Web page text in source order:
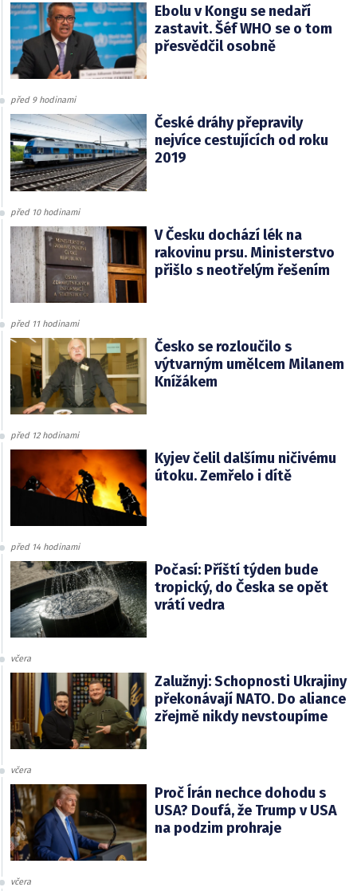
Ebolu v Kongu se nedaří
zastavit. Šéf WHO se o tom
přesvědčil osobně
před 9 hodinami
České dráhy přepravily
nejvíce cestujících od roku
2019
před 10 hodinami
V Česku dochází lék na
rakovinu prsu. Ministerstvo
přišlo s neotřelým řešením
před 11 hodinami
Česko se rozloučilo s
výtvarným umělcem Milanem
Knížákem
před 12 hodinami
Kyjev čelil dalšímu ničivému
útoku. Zemřelo i dítě
před 14 hodinami
Počasí: Příští týden bude
tropický, do Česka se opět
vrátí vedra
včera
Zalužnyj: Schopnosti Ukrajiny
překonávají NATO. Do aliance
zřejmě nikdy nevstoupíme
včera
Proč Írán nechce dohodu s
USA? Doufá, že Trump v USA
na podzim prohraje
včera